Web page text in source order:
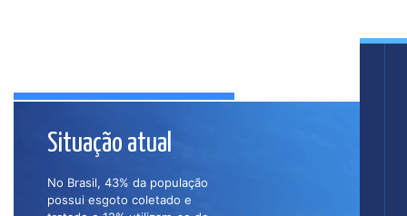
Situação atual
No Brasil, 43% da população
possui esgoto coletado e